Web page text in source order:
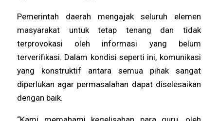
Pemerintah daerah mengajak seluruh elemen
masyarakat untuk tetap tenang dan tidak
terprovokasi oleh informasi yang belum
terverifikasi. Dalam kondisi seperti ini, komunikasi
yang konstruktif antara semua pihak sangat
diperlukan agar permasalahan dapat diselesaikan
dengan baik.